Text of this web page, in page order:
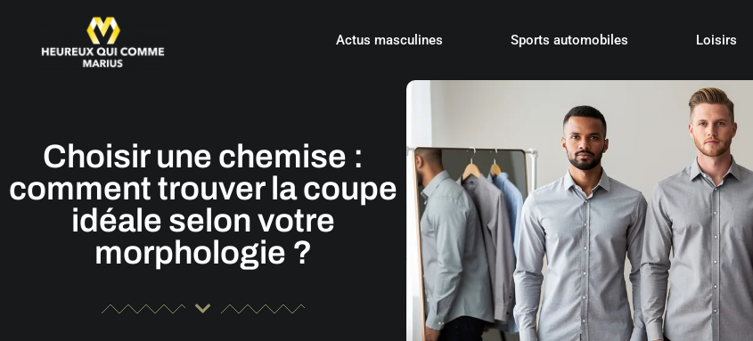
Actus masculines Sports automobiles Loisirs
Choisir une chemise :
comment trouver la coupe
idéale selon votre
morphologie ?